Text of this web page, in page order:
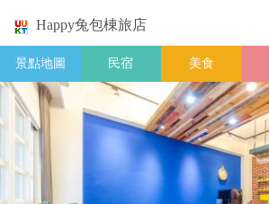
Happy兔包棟旅店
景點地圖 民宿 美食